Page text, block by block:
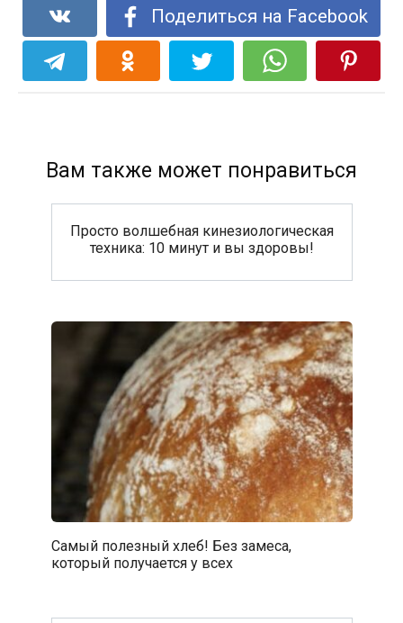
Поделиться на Facebook
Вам также может понравиться
Просто волшебная кинезиологическая
техника: 10 минут и вы здоровы!
Самый полезный хлеб! Без замеса,
который получается у всех